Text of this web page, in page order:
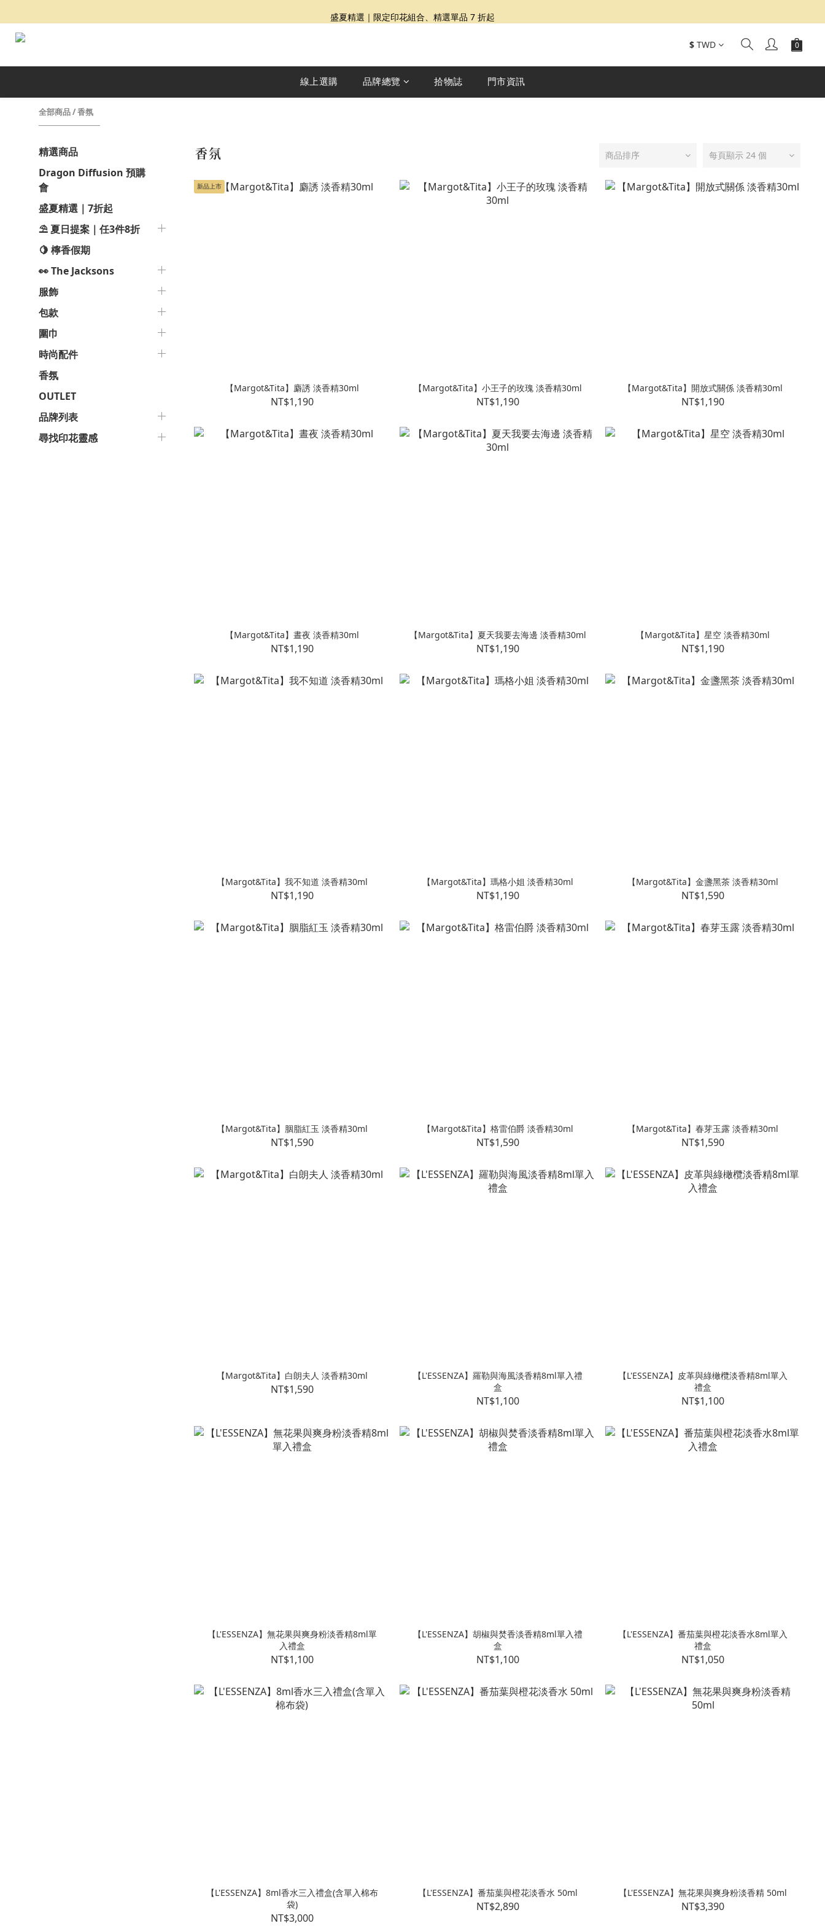
夏日提案 3 件再 8 折｜三種夏日風格一次收藏
盛夏精選｜限定印花組合、精選單品 7 折起
$ TWD
線上選購 品牌總覽 拾物誌 門市資訊
全部商品/香氛
精選商品
Dragon Diffusion 預購
會
盛夏精選｜7折起
⛱️ 夏日提案｜任3件8折
🍋 檸香假期
👀 The Jacksons
服飾
包款
圍巾
時尚配件
香氛
OUTLET
品牌列表
尋找印花靈感
香氛 商品排序 每頁顯示 24 個
新品上市
【Margot&Tita】麝誘 淡香精30ml
NT$1,190
【Margot&Tita】小王子的玫瑰 淡香精30ml
NT$1,190
【Margot&Tita】開放式關係 淡香精30ml
NT$1,190
【Margot&Tita】晝夜 淡香精30ml
NT$1,190
【Margot&Tita】夏天我要去海邊 淡香精30ml
NT$1,190
【Margot&Tita】星空 淡香精30ml
NT$1,190
【Margot&Tita】我不知道 淡香精30ml
NT$1,190
【Margot&Tita】瑪格小姐 淡香精30ml
NT$1,190
【Margot&Tita】金盞黑茶 淡香精30ml
NT$1,590
【Margot&Tita】胭脂紅玉 淡香精30ml
NT$1,590
【Margot&Tita】格雷伯爵 淡香精30ml
NT$1,590
【Margot&Tita】春芽玉露 淡香精30ml
NT$1,590
【Margot&Tita】白朗夫人 淡香精30ml
NT$1,590
【L'ESSENZA】羅勒與海風淡香精8ml單入禮
盒
NT$1,100
【L'ESSENZA】皮革與綠橄欖淡香精8ml單入
禮盒
NT$1,100
【L'ESSENZA】無花果與爽身粉淡香精8ml單
入禮盒
NT$1,100
【L'ESSENZA】胡椒與焚香淡香精8ml單入禮
盒
NT$1,100
【L'ESSENZA】番茄葉與橙花淡香水8ml單入
禮盒
NT$1,050
【L'ESSENZA】8ml香水三入禮盒(含單入棉布
袋)
NT$3,000
【L'ESSENZA】番茄葉與橙花淡香水 50ml
NT$2,890
【L'ESSENZA】無花果與爽身粉淡香精 50ml
NT$3,390